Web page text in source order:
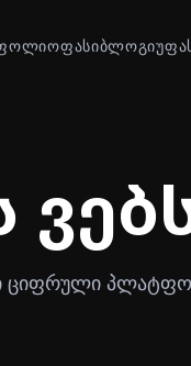
ᲤᲐᲡᲘᲑᲚᲝᲒᲘ
ციფრული